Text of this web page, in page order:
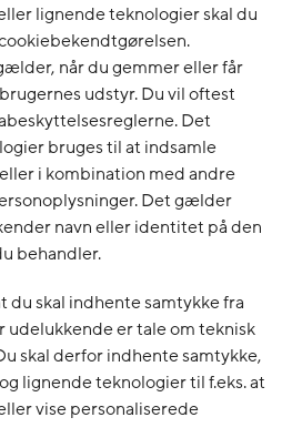
lignende teknologier skal du
når du gemmer eller får
udstyr. Du vil oftest
Det
bruges til at indsamle
i kombination med andre
Det gælder
navn eller identitet på den
behandler.
du skal indhente samtykke fra
er tale om teknisk
skal derfor indhente samtykke,
lignende teknologier til f.eks. at
vise personaliserede